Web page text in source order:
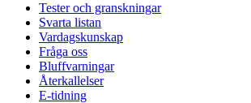
Tester och granskningar
Svarta listan
Vardagskunskap
Fråga oss
Bluffvarningar
Återkallelser
E-tidning